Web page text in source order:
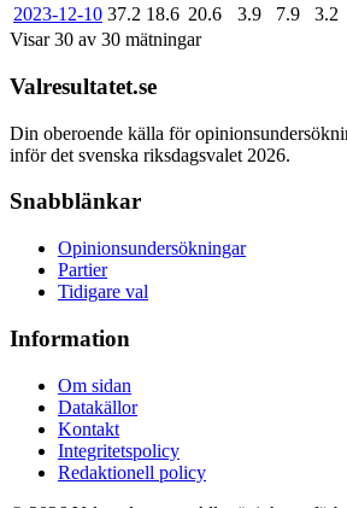
2023-12-10 37.2 18.6 20.6 3.9 7.9 3.2
Visar30 av 30 mätningar
Valresultatet.se
Din oberoende källa för
inför det svenska riksdagsvalet 2026.
Snabblänkar
Opinionsundersökningar
Partier
Tidigare val
Information
Om sidan
Datakällor
Kontakt
Integritetspolicy
Redaktionell policy